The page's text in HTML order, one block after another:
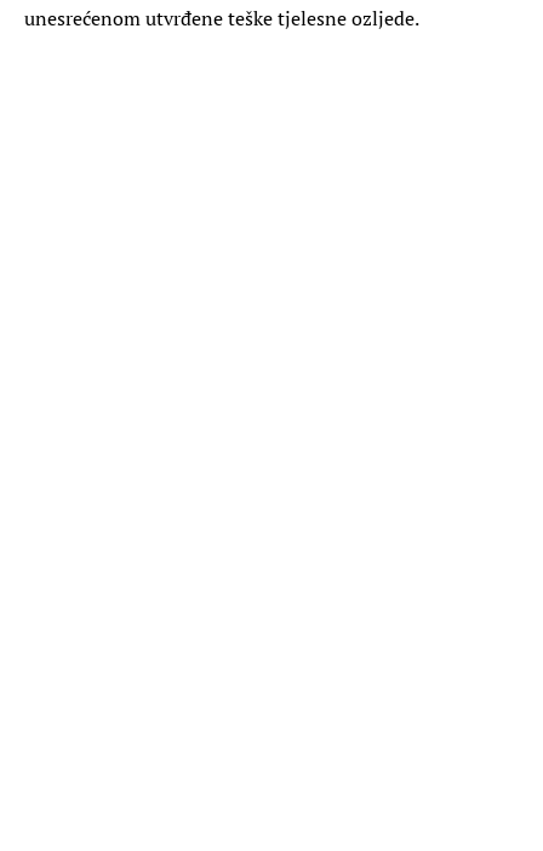
unesrećenom utvrđene teške tjelesne ozljede.